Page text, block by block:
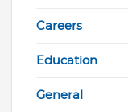
Careers
Education
General